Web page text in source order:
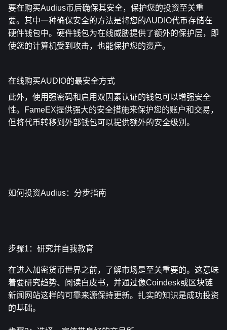
要在购买Audius币后确保其安全，保护您的投资至关重
要。其中一种确保安全的方法是将您的AUDIO代币存储在
硬件钱包中。硬件钱包为在线威胁提供了额外的保护层，即
使您的计算机受到攻击，也能保护您的资产。
在线购买AUDIO的最安全方式
此外，使用强密码和启用双因素认证的钱包可以增强安全
性。FameEX提供强大的安全措施来保护您的账户和交易，
但将代币转移到外部钱包可以提供额外的安全级别。
如何投资Audius：分步指南
步骤1：研究并自我教育
在进入加密货币世界之前，了解市场是至关重要的。这意味
着要研究趋势、阅读白皮书，并通过像Coindesk或区块链
新闻网站这样的可靠来源保持更新。扎实的知识是成功投资
的基础。